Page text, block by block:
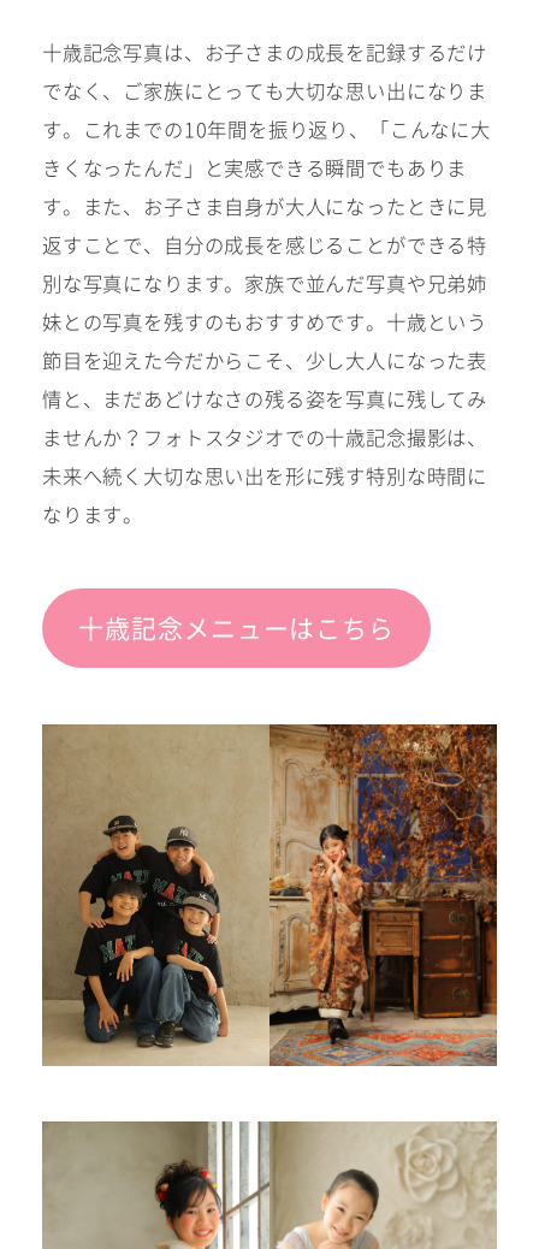
十歳記念写真は、お子さまの成長を記録するだけ
でなく、ご家族にとっても大切な思い出になりま
す。これまでの10年間を振り返り、「こんなに大
きくなったんだ」と実感できる瞬間でもありま
す。また、お子さま自身が大人になったときに見
返すことで、自分の成長を感じることができる特
別な写真になります。家族で並んだ写真や兄弟姉
妹との写真を残すのもおすすめです。十歳という
節目を迎えた今だからこそ、少し大人になった表
情と、まだあどけなさの残る姿を写真に残してみ
ませんか？フォトスタジオでの十歳記念撮影は、
未来へ続く大切な思い出を形に残す特別な時間に
なります。
十歳記念メニューはこちら